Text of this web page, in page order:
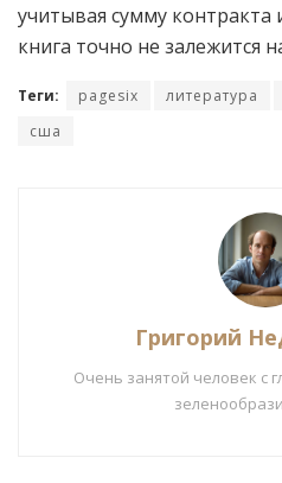
учитывая сумму контракта
книга точно не залежится
Теги: pagesix литература
сша
Григорий
Очень занятой человек с